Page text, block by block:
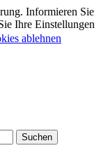
Informieren Sie
Ihre Einstellungen
ablehnen